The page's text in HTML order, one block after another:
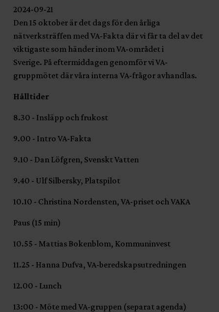
2024-09-21
Den 15 oktober är det dags för den årliga
nätverksträffen med VA-Fakta där vi får ta del av det
viktigaste som händer inom VA-området i
Sverige. På eftermiddagen genomför vi VA-
gruppmötet där våra interna VA-frågor avhandlas.
Hålltider
8.30 - Insläpp och frukost
9.00 - Intro VA-Fakta
9.10 - Dan Löfgren, Svenskt Vatten
9.40 - Ulf Silbersky, Platspilot
10.10 - Christina Nordensten, VA-priset och VAKA
Paus (15 min)
10.55 - Mattias Bokenblom, Kommuninvest
11.25 - Hanna Dufva, VA-beredskapsutredningen
12.00 - Lunch
13:00 - Möte med VA-gruppen (separat agenda)